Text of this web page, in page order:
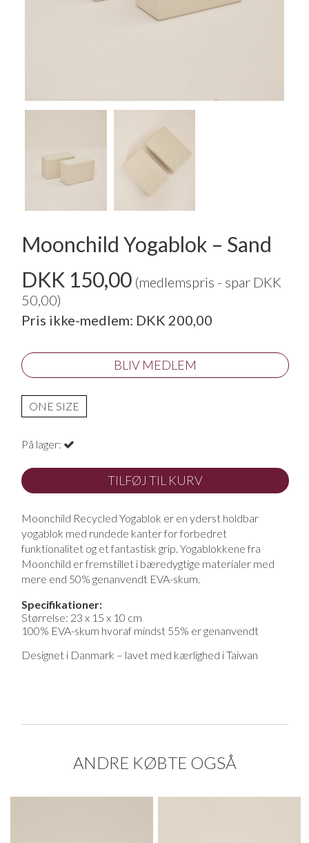
Moonchild Yogablok – Sand
DKK 150,00 (medlemspris - spar DKK
50,00)
Pris ikke-medlem: DKK 200,00
BLIV MEDLEM
ONE SIZE
På lager:
TILFØJ TIL KURV
Moonchild Recycled Yogablok er en yderst holdbar
yogablok med rundede kanter for forbedret
funktionalitet og et fantastisk grip. Yogablokkene fra
Moonchild er fremstillet i bæredygtige materialer med
mere end 50% genanvendt EVA-skum.
Specifikationer:
Størrelse: 23 x 15 x 10 cm
100% EVA-skum hvoraf mindst 55% er genanvendt
Designet i Danmark – lavet med kærlighed i Taiwan
ANDRE KØBTE OGSÅ